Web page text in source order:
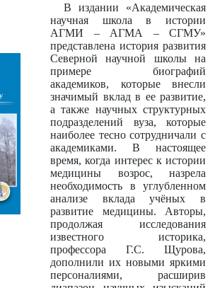
В издании «Академическая
научная школа в истории
АГМИ – АГМА – СГМУ»
представлена история развития
Северной научной школы на
примере биографий
академиков, которые внесли
значимый вклад в ее развитие,
а также научных структурных
подразделений вуза, которые
наиболее тесно сотрудничали с
академиками. В настоящее
время, когда интерес к истории
медицины возрос, назрела
необходимость в углубленном
анализе вклада учёных в
развитие медицины. Авторы,
продолжая исследования
известного историка,
профессора Г.С. Щурова,
дополнили их новыми яркими
персоналиями, расширив